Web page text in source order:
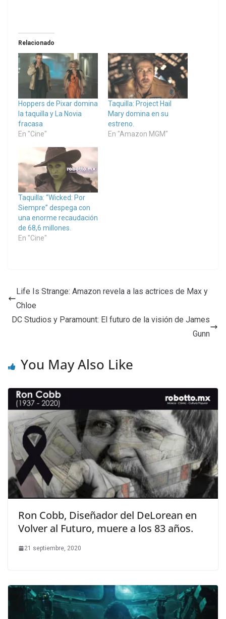
Relacionado
Hoppers de Pixar domina
la taquilla y La Novia
fracasa
En "Cine"
Taquilla: Project Hail
Mary domina en su
estreno.
En "Amazon MGM"
Taquilla: “Wicked: Por
Siempre” despega con
una enorme recaudación
de 68,6 millones.
En "Cine"
Life Is Strange: Amazon revela a las actrices de Max y
Chloe
DC Studios y Paramount: El futuro de la visión de James
Gunn
You May Also Like
Ron Cobb, Diseñador del DeLorean en
Volver al Futuro, muere a los 83 años.
21 septiembre, 2020